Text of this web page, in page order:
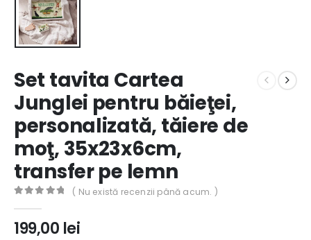
Set tavita Cartea
Junglei pentru băieţei,
personalizată, tăiere de
moţ, 35x23x6cm,
transfer pe lemn
( Nu există recenzii până acum. )
199,00 lei